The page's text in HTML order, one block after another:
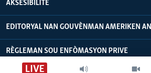
LIVE
AKSESIBILITE
EDITORYAL NAN GOUVÈNMAN AMERIKEN AN
RÈGLEMAN SOU ENFÒMASYON PRIVE